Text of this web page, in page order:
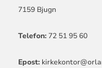
7159 Bjugn
Telefon: 72 51 95 60
Epost: